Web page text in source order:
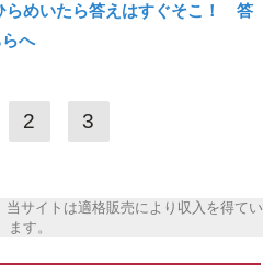
らめいたら答えはすぐそこ！ 答
へ
2 3
サイトは適格販売により収入を得てい
ます。